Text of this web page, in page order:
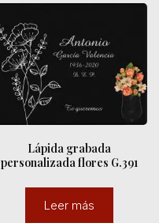
Lápida grabada
personalizada flores G.391
Leer más